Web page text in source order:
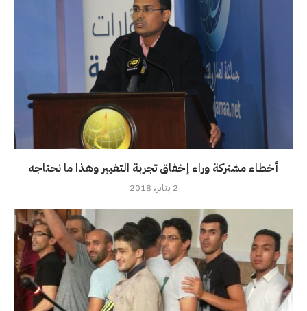
أخطاء مشتركة وراء إخفاق تجربة التغيير وهذا ما نحتاجه
2 يناير، 2018